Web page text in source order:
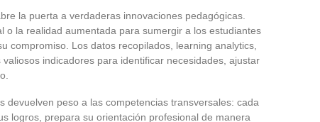
la puerta a verdaderas innovaciones pedagógicas.
o la realidad aumentada para sumergir a los estudiantes
compromiso. Los datos recopilados, learning analytics,
indicadores para identificar necesidades, ajustar
devuelven peso a las competencias transversales: cada
logros, prepara su orientación profesional de manera